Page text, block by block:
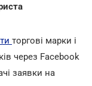
торгові марки і
через Facebook
заявки на